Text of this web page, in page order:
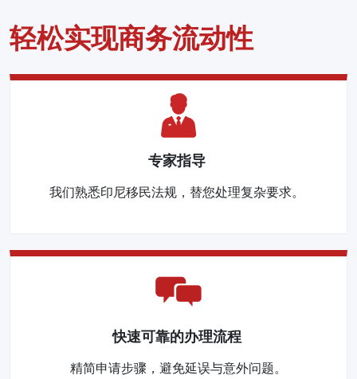
轻松实现商务流动性
专家指导
我们熟悉印尼移民法规，替您处理复杂要求。
快速可靠的办理流程
精简申请步骤，避免延误与意外问题。